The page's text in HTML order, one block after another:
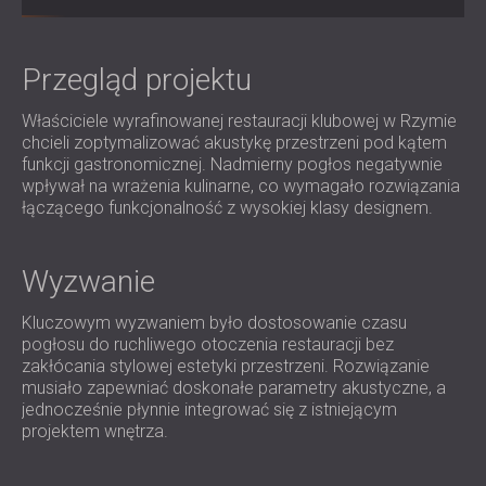
KLUBÓW
IZOLACJA AKUSTYCZNA I ROZWIĄZANIA
AKUSTYCZNE DLA HOTELI
IZOLACJA AKUSTYCZNA I PANELE
AKUSTYCZNE DO HAL I TEATRÓW
ROZWIĄZANIA DŹWIĘKOSZCZELNE I
HANDLOWYCH
WYCISZANIE I AKUSTYKA W OBIEKTACH
EDUKACYJNYCH
PANELE DŹWIĘKOCHŁONNE I
AKUSTYCZNE DLA PLACÓWEK SŁUŻBY
ZDROWIA
ROZWIĄZANIA DŹWIĘKOSZCZELNE I
РОССИЯ (RU)
USA (US)
SOUTH AFRICA (ZA)
Przegląd projektu
Właściciele wyrafinowanej restauracji klubowej w Rzymie
chcieli zoptymalizować akustykę przestrzeni pod kątem
funkcji gastronomicznej. Nadmierny pogłos negatywnie
wpływał na wrażenia kulinarne, co wymagało rozwiązania
łączącego funkcjonalność z wysokiej klasy designem.
Wyzwanie
Kluczowym wyzwaniem było dostosowanie czasu
pogłosu do ruchliwego otoczenia restauracji bez
zakłócania stylowej estetyki przestrzeni. Rozwiązanie
musiało zapewniać doskonałe parametry akustyczne, a
jednocześnie płynnie integrować się z istniejącym
projektem wnętrza.